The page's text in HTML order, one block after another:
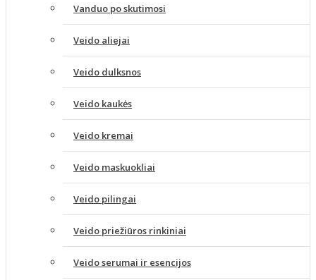
Vanduo po skutimosi
Veido aliejai
Veido dulksnos
Veido kaukės
Veido kremai
Veido maskuokliai
Veido pilingai
Veido priežiūros rinkiniai
Veido serumai ir esencijos